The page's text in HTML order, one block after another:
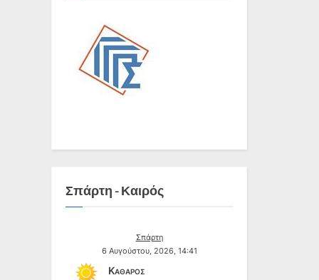
Σπάρτη - Καιρός
Σπάρτη
6 Αυγούστου, 2026, 14:41
Καθαρός